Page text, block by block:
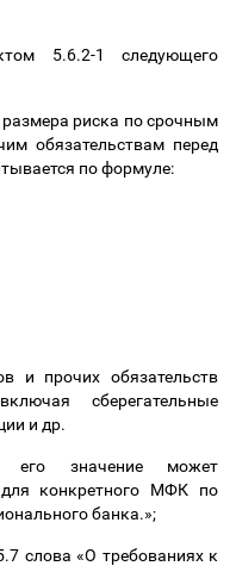
5.6.2-1 следующего
риска по срочным
обязательствам перед
по формуле:
и прочих обязательств
сберегательные
и др.
значение может
для конкретного МФК по
банка.»;
слова «О требованиях к